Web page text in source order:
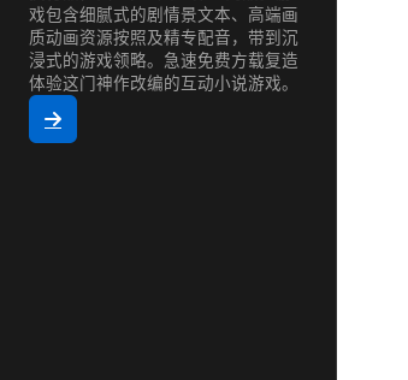
戏包含细腻式的剧情景文本、高端画
质动画资源按照及精专配音，带到沉
浸式的游戏领略。急速免费方载复造
体验这门神作改编的互动小说游戏。